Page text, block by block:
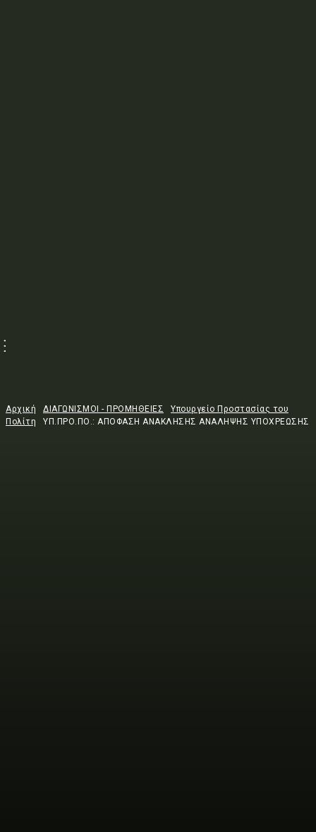
Αρχική ΔΙΑΓΩΝΙΣΜΟΙ - ΠΡΟΜΗΘΕΙΕΣ
Υπουργείο Προστασίας του
Πολίτη
ΥΠ.ΠΡΟ.ΠΟ.: ΑΠΟΦΑΣΗ ΑΝΑΚΛΗΣΗΣ ΑΝΑΛΗΨΗΣ ΥΠΟΧΡΕΩΣΗΣ